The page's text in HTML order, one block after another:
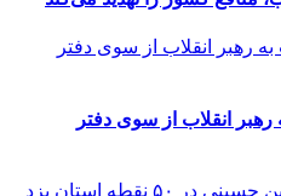
انقلاب از سوی دفتر